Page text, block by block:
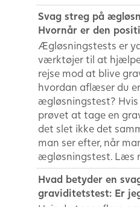
Svag streg på
Hvornår er den
Ægløsningstests er
værktøjer til at
rejse mod at blive
hvordan aflæser du
ægløsningstest?
prøvet at tage en
det slet ikke det
man ser efter, når
ægløsningstest. Læs
Hvad betyder en
graviditetstest: Er